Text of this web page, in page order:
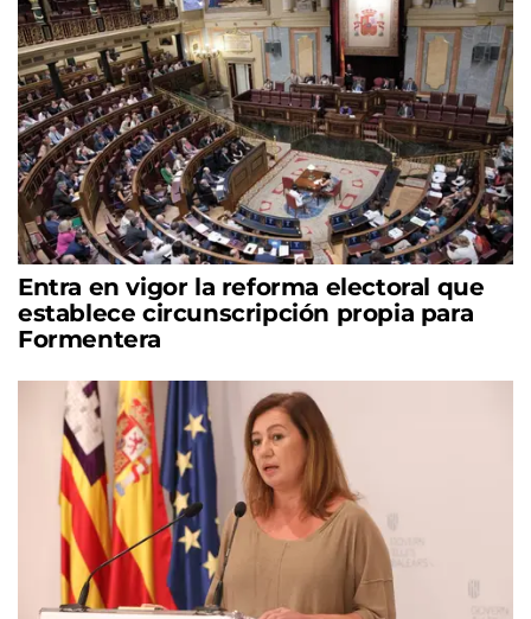
Entra en vigor la reforma electoral que
establece circunscripción propia para
Formentera